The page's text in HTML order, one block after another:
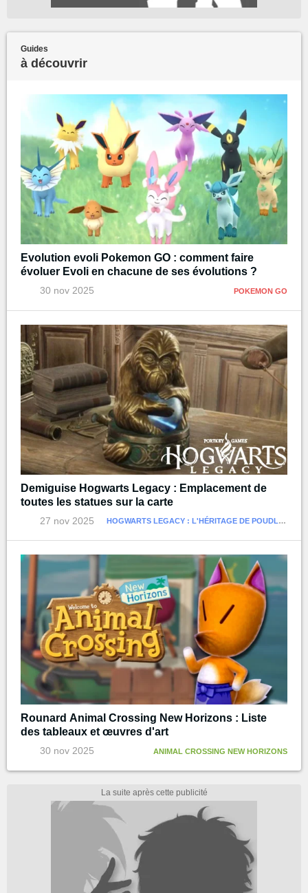
Guides
à découvrir
Evolution evoli Pokemon GO : comment faire
évoluer Evoli en chacune de ses évolutions ?
30 nov 2025 POKEMON GO
Demiguise Hogwarts Legacy : Emplacement de
toutes les statues sur la carte
27 nov 2025 HOGWARTS LEGACY : L'HÉRITAGE DE POUDLARD
Rounard Animal Crossing New Horizons : Liste
des tableaux et œuvres d'art
30 nov 2025 ANIMAL CROSSING NEW HORIZONS